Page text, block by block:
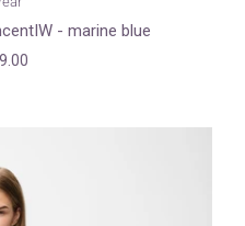
- marine blue